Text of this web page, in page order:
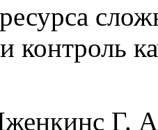
контроль
Г.